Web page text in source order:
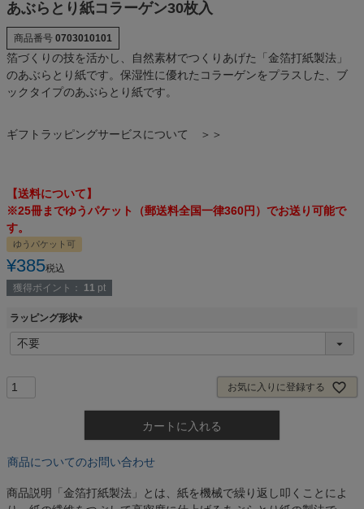
あぶらとり紙コラーゲン30枚入
商品番号 0703010101
箔づくりの技を活かし、自然素材でつくりあげた「金箔打紙製法」
のあぶらとり紙です。保湿性に優れたコラーゲンをプラスした、ブ
ックタイプのあぶらとり紙です。
ギフトラッピングサービスについて ＞＞
【送料について】
※25冊までゆうパケット（郵送料全国一律360円）でお送り可能で
す。
ゆうパケット可
¥385税込
獲得ポイント：
11 pt
ラッピング形状
(
お気に入りに登録する
カートに入れる
商品についてのお問い合わせ
商品説明 「金箔打紙製法」とは、紙を機械で繰り返し叩くことによ